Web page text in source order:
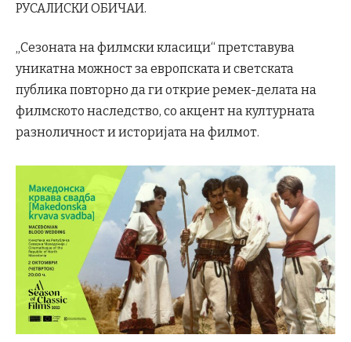
РУСАЛИСКИ ОБИЧАИ.
„Сезоната на филмски класици“ претставува
уникатна можност за европската и светската
публика повторно да ги открие ремек-делата на
филмското наследство, со акцент на културната
разноличност и историјата на филмот.